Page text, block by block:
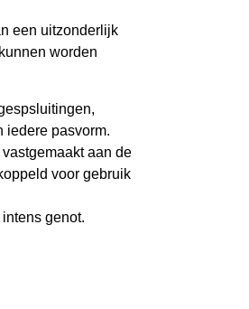
een uitzonder lijk
kunnen worden
iedere pasvorm.
vastgemaaktaan de
voor gebruik
genot.